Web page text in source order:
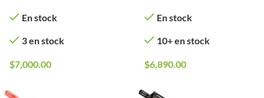
En stock
3 en stock
$7,000.00
En stock
10+ en stock
$6,890.00